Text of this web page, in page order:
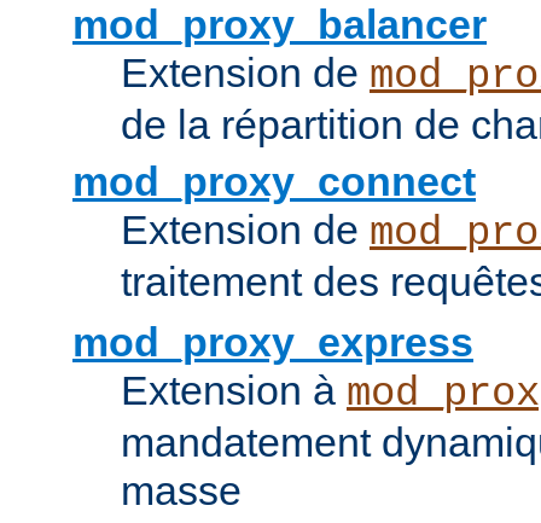
mod_proxy_balancer
Extension de
de la répartition de
mod_proxy_connect
Extension de
traitement des
mod_proxy_express
Extension à
mandatement
masse